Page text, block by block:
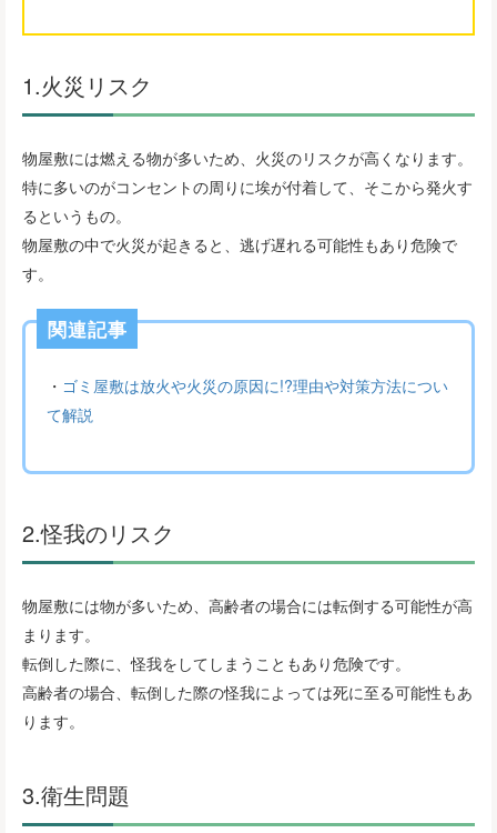
1.火災リスク
物屋敷には燃える物が多いため、火災のリスクが高くなります。
特に多いのがコンセントの周りに埃が付着して、そこから発火す
るというもの。
物屋敷の中で火災が起きると、逃げ遅れる可能性もあり危険で
す。
関連記事
・ ゴミ屋敷は放火や火災の原因に!?理由や対策方法につい
て解説
2.怪我のリスク
物屋敷には物が多いため、高齢者の場合には転倒する可能性が高
まります。
転倒した際に、怪我をしてしまうこともあり危険です。
高齢者の場合、転倒した際の怪我によっては死に至る可能性もあ
ります。
3.衛生問題